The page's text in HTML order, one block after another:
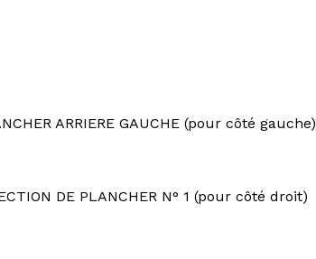
ARRIERE GAUCHE (pour côté gauche)
DE PLANCHER N° 1 (pour côté droit)